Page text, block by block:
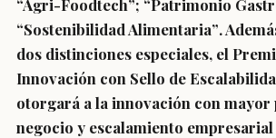
“Agri-Foodtech”; “Patrimonio
“Sostenibilidad Alimentaria”.
dos distinciones especiales, el
Innovación con Sello de
otorgará a la innovación con mayor
negocio y escalamiento empresarial